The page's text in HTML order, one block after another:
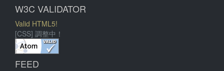
W3C VALIDATOR
Valid HTML5!
[CSS] 調整中！
FEED